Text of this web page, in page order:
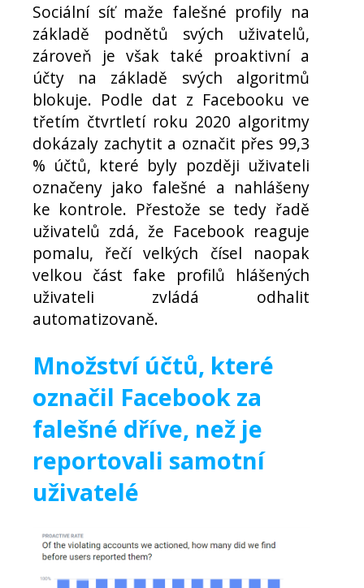
Sociální síť maže falešné profily na
základě podnětů svých uživatelů,
zároveň je však také proaktivní a
účty na základě svých algoritmů
blokuje. Podle dat z Facebooku ve
třetím čtvrtletí roku 2020 algoritmy
dokázaly zachytit a označit přes 99,3
% účtů, které byly později uživateli
označeny jako falešné a nahlášeny
ke kontrole. Přestože se tedy řadě
uživatelů zdá, že Facebook reaguje
pomalu, řečí velkých čísel naopak
velkou část fake profilů hlášených
uživateli zvládá odhalit
automatizovaně.
Množství účtů, které
označil Facebook za
falešné dříve, než je
reportovali samotní
uživatelé